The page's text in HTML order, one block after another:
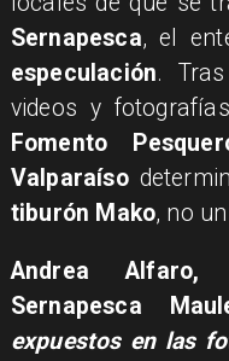
Sernapesca, el
especulación.
videos y
Fomento
Valparaíso
tiburón Mako, no
​Andrea Alfaro,
Sernapesca
expuestos en las